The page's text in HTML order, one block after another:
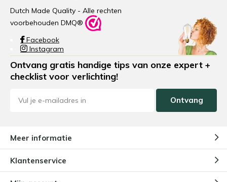
Dutch Made Quality - Alle rechten
voorbehouden DMQ®
Facebook
Instagram
Ontvang gratis handige tips van onze expert +
checklist voor verlichting!
Ontvang
Meer informatie
Klantenservice